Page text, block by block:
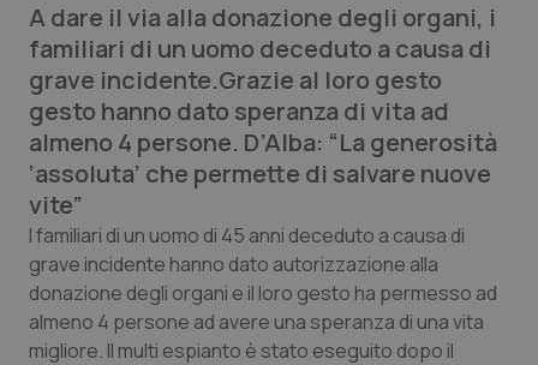
Edizioni Regionali
QS Pro
Professionisti Sanitari.AI
Abruzzo
Basilicata
Calabria
QS Pro Gold
Artrite & artrosi
Asma & BPCO
QS Club Newsletter
A dare il via alla donazione degli organi, i
familiari di un uomo deceduto a causa di
grave incidente.Grazie al loro gesto
gesto hanno dato speranza di vita ad
almeno 4 persone. D’Alba: “La generosità
‘assoluta’ che permette di salvare nuove
vite”
I familiari di un uomo di 45 anni deceduto a causa di
grave incidente hanno dato autorizzazione alla
donazione degli organi e il loro gesto ha permesso ad
almeno 4 persone ad avere una speranza di una vita
migliore. Il multi espianto è stato eseguito dopo il